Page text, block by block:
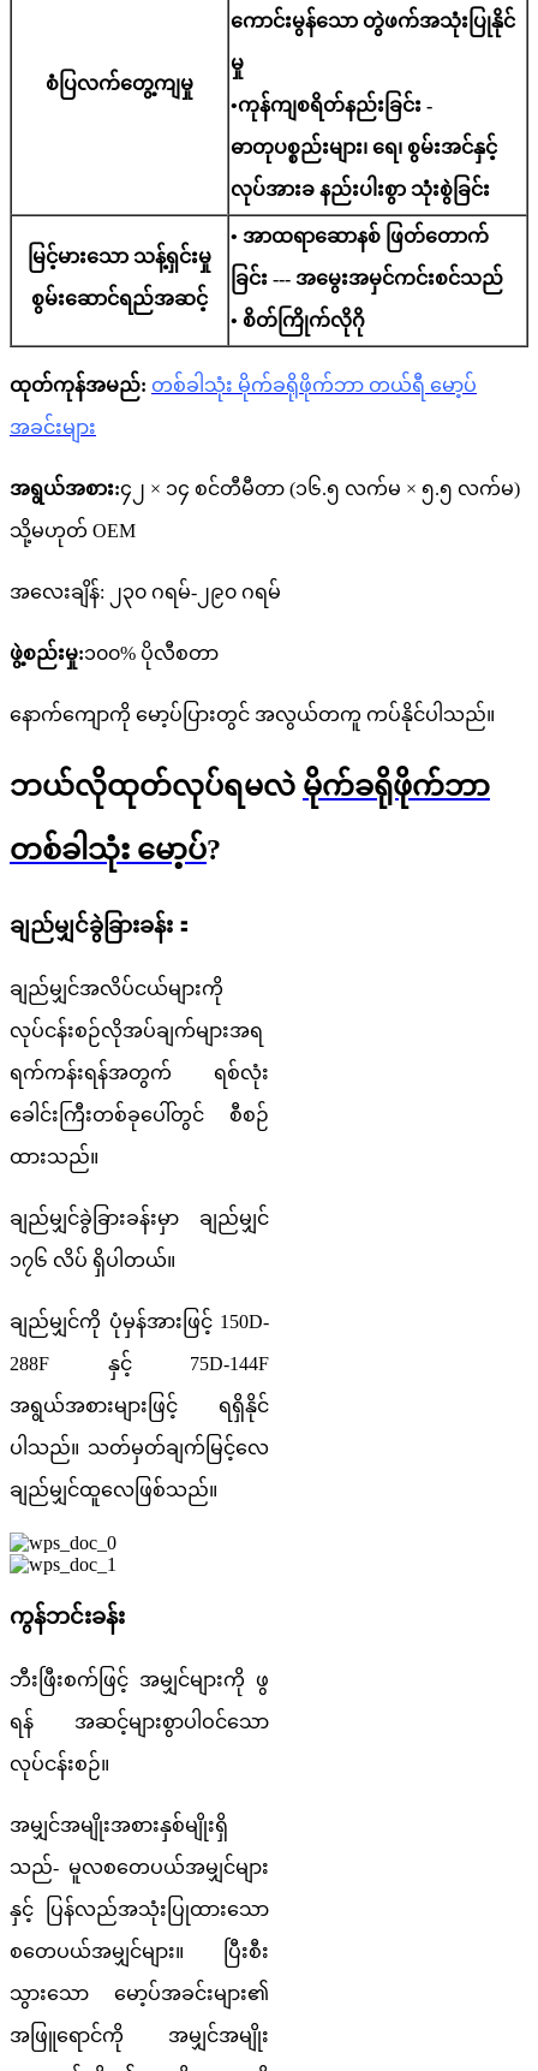
စံပြလက်တွေ့ကျမှု
ကောင်းမွန်သော တွဲဖက်အသုံးပြုနိုင်
မှု
•ကုန်ကျစရိတ်နည်းခြင်း -
ဓာတုပစ္စည်းများ၊ ရေ၊ စွမ်းအင်နှင့်
လုပ်အားခ နည်းပါးစွာ သုံးစွဲခြင်း
မြင့်မားသော သန့်ရှင်းမှု
စွမ်းဆောင်ရည်အဆင့်
• အာထရာဆောနစ် ဖြတ်တောက်
ခြင်း --- အမွေးအမှင်ကင်းစင်သည်
• စိတ်ကြိုက်လိုဂို
ထုတ်ကုန်အမည်: တစ်ခါသုံး မိုက်ခရိုဖိုက်ဘာ တယ်ရီ မော့ပ်
အခင်းများ
အရွယ်အစား:၄၂ × ၁၄ စင်တီမီတာ (၁၆.၅ လက်မ × ၅.၅ လက်မ)
သို့မဟုတ် OEM
အလေးချိန်: ၂၃၀ ဂရမ်-၂၉၀ ဂရမ်
ဖွဲ့စည်းမှု:၁၀၀% ပိုလီစတာ
နောက်ကျောကို မော့ပ်ပြားတွင် အလွယ်တကူ ကပ်နိုင်ပါသည်။
ဘယ်လိုထုတ်လုပ်ရမလဲ မိုက်ခရိုဖိုက်ဘာ
တစ်ခါသုံး မော့ပ်?
ချည်မျှင်ခွဲခြားခန်း：
ချည်မျှင်အလိပ်ငယ်များကို
လုပ်ငန်းစဉ်လိုအပ်ချက်များအရ
ရက်ကန်းရန်အတွက် ရစ်လုံး
ခေါင်းကြီးတစ်ခုပေါ်တွင် စီစဉ်
ထားသည်။
ချည်မျှင်ခွဲခြားခန်းမှာ ချည်မျှင်
၁၇၆ လိပ် ရှိပါတယ်။
ချည်မျှင်ကို ပုံမှန်အားဖြင့် 150D-
288F နှင့် 75D-144F
အရွယ်အစားများဖြင့် ရရှိနိုင်
ပါသည်။ သတ်မှတ်ချက်မြင့်လေ
ချည်မျှင်ထူလေဖြစ်သည်။
ကွန်ဘင်းခန်း
ဘီးဖြီးစက်ဖြင့် အမျှင်များကို ဖွ
ရန် အဆင့်များစွာပါဝင်သော
လုပ်ငန်းစဉ်။
အမျှင်အမျိုးအစားနှစ်မျိုးရှိ
သည်- မူလစတေပယ်အမျှင်များ
နှင့် ပြန်လည်အသုံးပြုထားသော
စတေပယ်အမျှင်များ။ ပြီးစီး
သွားသော မော့ပ်အခင်းများ၏
အဖြူရောင်ကို အမျှင်အမျိုး